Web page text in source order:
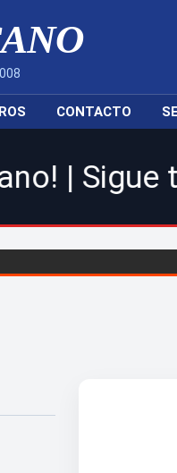
CONTACTO
toda la